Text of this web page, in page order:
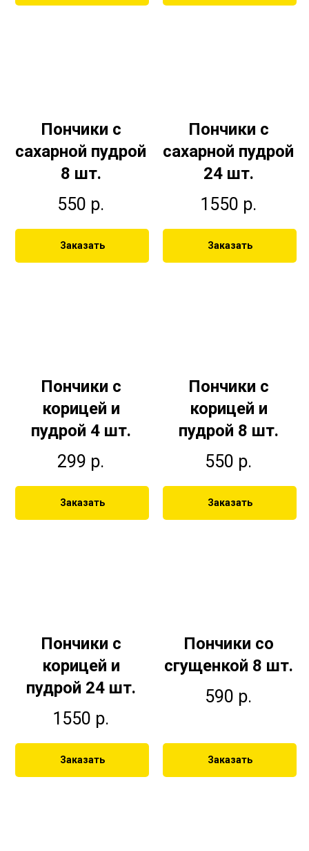
Пончики с
сахарной пудрой
8 шт.
550 р.
Заказать
Пончики с
сахарной пудрой
24 шт.
1550 р.
Заказать
Пончики с
корицей и
пудрой 4 шт.
299 р.
Заказать
Пончики с
корицей и
пудрой 8 шт.
550 р.
Заказать
Пончики с
корицей и
пудрой 24 шт.
1550 р.
Заказать
Пончики со
сгущенкой 8 шт.
590 р.
Заказать